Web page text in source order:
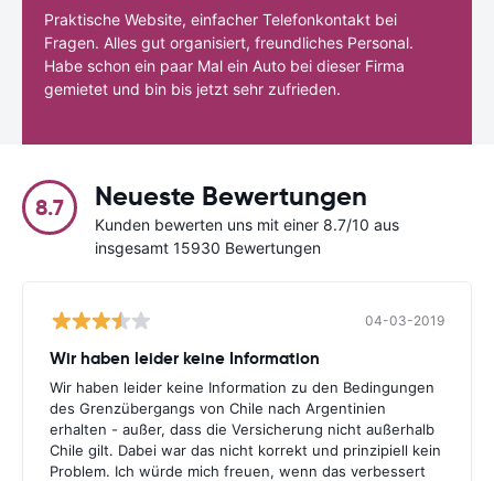
Praktische Website, einfacher Telefonkontakt bei
Fragen. Alles gut organisiert, freundliches Personal.
Habe schon ein paar Mal ein Auto bei dieser Firma
gemietet und bin bis jetzt sehr zufrieden.
8.7 Neueste Bewertungen
Kunden bewerten uns mit einer 8.7/10 aus
insgesamt 15930 Bewertungen
04-03-2019
Wir haben leider keine Information
Wir haben leider keine Information zu den Bedingungen
des Grenzübergangs von Chile nach Argentinien
erhalten - außer, dass die Versicherung nicht außerhalb
Chile gilt. Dabei war das nicht korrekt und prinzipiell kein
Problem. Ich würde mich freuen, wenn das verbessert